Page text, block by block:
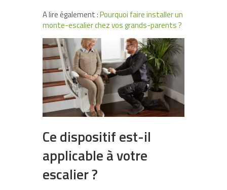
A lire également :Pourquoi faire installer un
monte-escalier chez vos grands-parents ?
Ce dispositif est-il
applicable à votre
escalier ?